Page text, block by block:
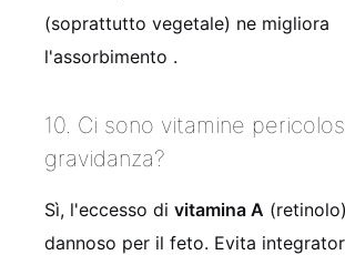
(soprattutto vegetale) ne migliora
l'assorbimento .
10. Ci sono vitamine
gravidanza?
Sì, l'eccesso di vitamina A
dannoso per il feto. Evita